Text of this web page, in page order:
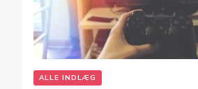
ALLE INDLÆG